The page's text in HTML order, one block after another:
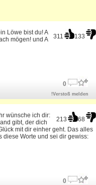
311 133
Löwe bist du! A
mögen! und A
0
!Verstoß melden
213 68
wünsche ich dir:
gibt, der dich
mit dir einher geht. Das alles
diese Worte und sei dir gewiss:
0